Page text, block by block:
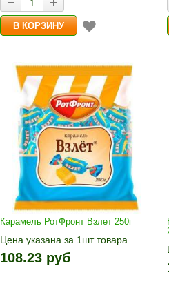
Карамель РотФронт Взлет 250г
Цена указана за 1шт товара.
1шт прибавляется кнопками «+»
и «-». Выберите нужное
108.23 руб